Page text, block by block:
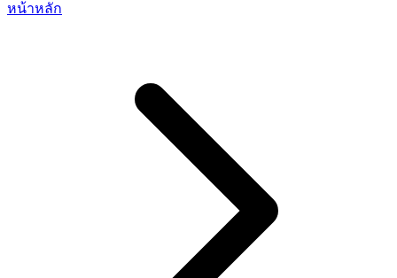
หน้าหลัก